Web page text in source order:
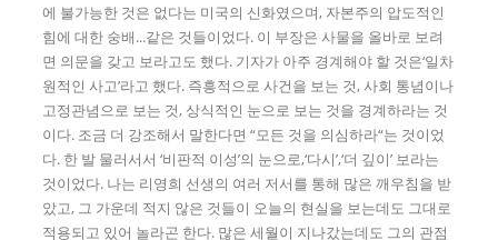
에 불가능한 것은 없다는 미국의 신화였으며, 자본주의 압도적인
힘에 대한 숭배...같은 것들이었다. 이 부장은 사물을 올바로 보려
면 의문을 갖고 보라고도 했다. 기자가 아주 경계해야 할 것은‘일차
원적인 사고’라고 했다. 즉흥적으로 사건을 보는 것, 사회 통념이나
고정관념으로 보는 것, 상식적인 눈으로 보는 것을 경계하라는 것
이다. 조금 더 강조해서 말한다면 “모든 것을 의심하라“는 것이었
다. 한 발 물러서서 ‘비판적 이성’의 눈으로,‘다시’,‘더 깊이’ 보라는
것이었다. 나는 리영희 선생의 여러 저서를 통해 많은 깨우침을 받
았고, 그 가운데 적지 않은 것들이 오늘의 현실을 보는데도 그대로
적용되고 있어 놀라곤 한다. 많은 세월이 지나갔는데도 그의 관점